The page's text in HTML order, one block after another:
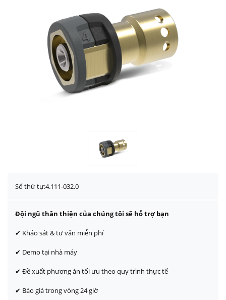
Số thứ tự:4.111-032.0
Đội ngũ thân thiện của chúng tôi sẽ hỗ trợ bạn
✔ Khảo sát & tư vấn miễn phí
✔ Demo tại nhà máy
✔ Đề xuất phương án tối ưu theo quy trình thực tế
✔ Báo giá trong vòng 24 giờ